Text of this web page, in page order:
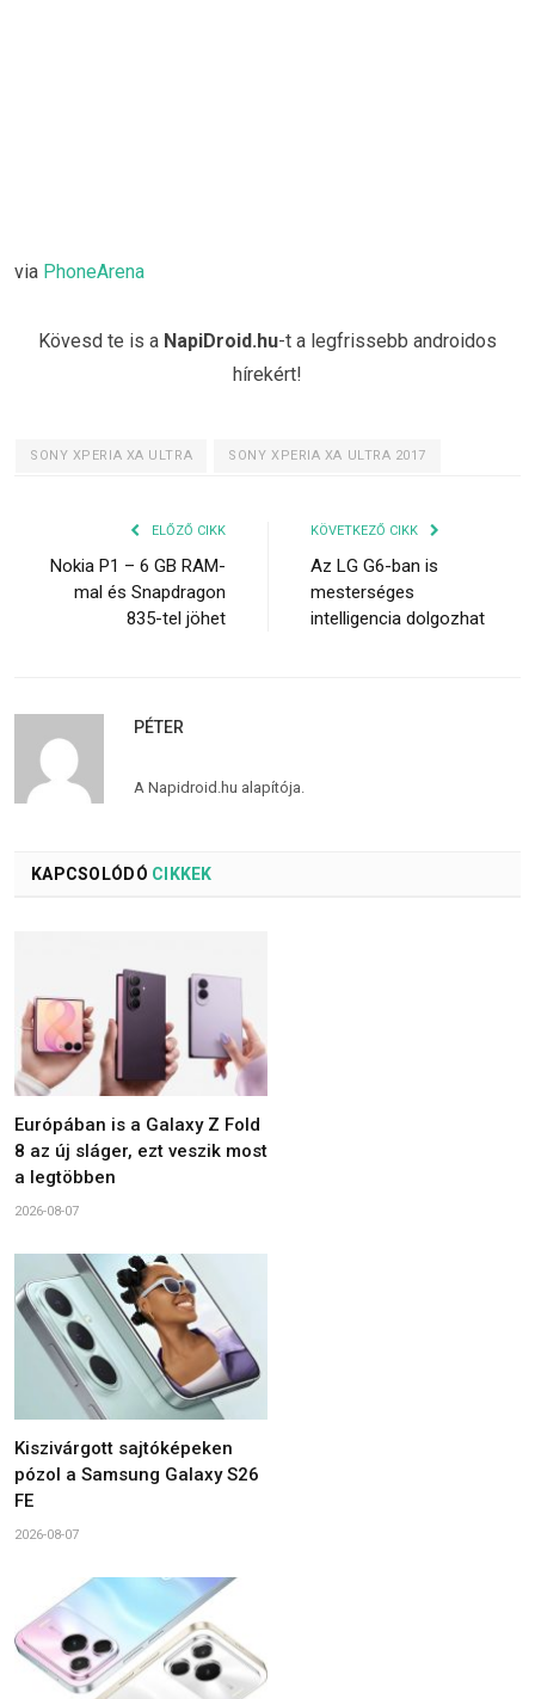
via PhoneArena
Kövesd te is a NapiDroid.hu-t a legfrissebb androidos
hírekért!
SONY XPERIA XA ULTRA SONY XPERIA XA ULTRA 2017
ELŐZŐ CIKK
Nokia P1 – 6 GB RAM-
mal és Snapdragon
835-tel jöhet
KÖVETKEZŐ CIKK
Az LG G6-ban is
mesterséges
intelligencia dolgozhat
PÉTER
A Napidroid.hu alapítója.
KAPCSOLÓDÓ CIKKEK
Európában is a Galaxy Z Fold
8 az új sláger, ezt veszik most
a legtöbben
2026-08-07
Kiszivárgott sajtóképeken
pózol a Samsung Galaxy S26
FE
2026-08-07